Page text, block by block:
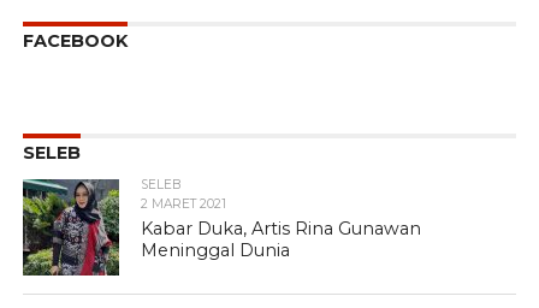
FACEBOOK
SELEB
SELEB
2 MARET 2021
Kabar Duka, Artis Rina Gunawan
Meninggal Dunia